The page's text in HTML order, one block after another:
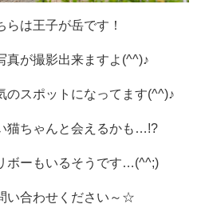
は王子が岳です！
真が撮影出来ますよ(^^)♪
のスポットになってます(^^)♪
猫ちゃんと会えるかも…!?
ボーもいるそうです…(^^;)
い合わせください～☆